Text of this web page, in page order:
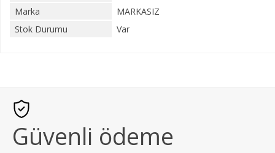
Marka
MARKASIZ
Stok Durumu
Var
Güvenli ödeme